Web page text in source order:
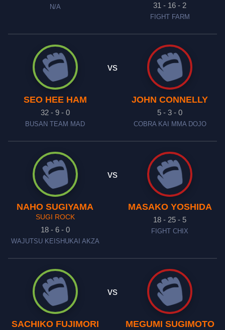
N/A 31 - 16 - 2
FIGHT FARM
SEO HEE HAM
32 - 9 - 0
BUSAN TEAM MAD
vs
JOHN CONNELLY
5 - 3 - 0
COBRA KAI MMA DOJO
NAHO SUGIYAMA
SUGI ROCK
18 - 6 - 0
WAJUTSU KEISHUKAI AKZA
vs
MASAKO YOSHIDA
18 - 25 - 5
FIGHT CHIX
SACHIKO FUJIMORI
vs
MEGUMI SUGIMOTO